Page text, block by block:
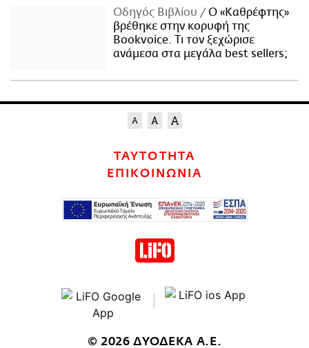
Οδηγός Βιβλίου
Ο «Καθρέφτης»
βρέθηκε στην κορυφή της
Bookvoice. Τι τον ξεχώρισε
ανάμεσα στα μεγάλα best sellers;
ΤΑΥΤΟΤΗΤΑ
ΕΠΙΚΟΙΝΩΝΙΑ
© 2026 ΔΥΟΔΕΚΑ Α.Ε.